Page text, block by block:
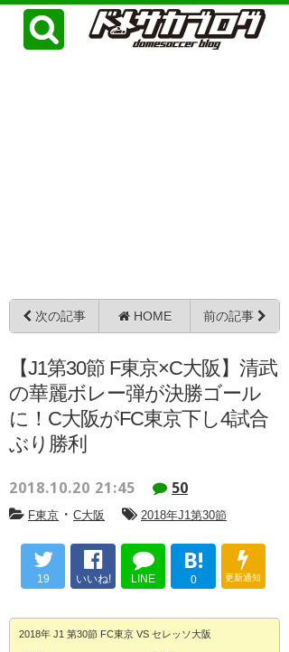
次の記事 HOME 前の記事
【J1第30節 F東京×C大阪】清武
の華麗ボレー弾が決勝ゴール
に！C大阪がFC東京下し4試合
ぶり勝利
2018.10.20 21:45 50
F東京 ・ C大阪 2018年J1第30節
19 いいね! LINE
B!
0 更新通知
2018年 J1 第30節 FC東京 VS セレッソ大阪